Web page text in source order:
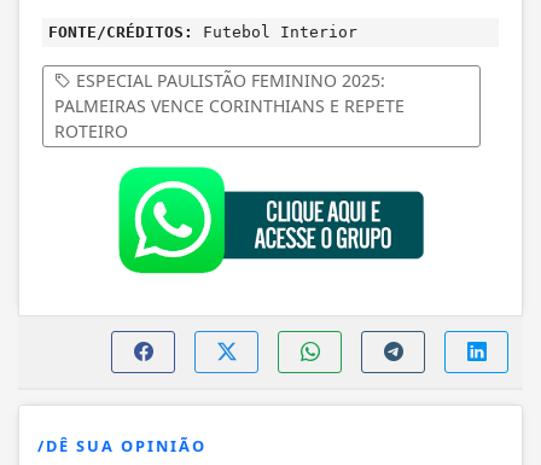
FONTE/CRÉDITOS: Futebol Interior
ESPECIAL PAULISTÃO FEMININO 2025:
PALMEIRAS VENCE CORINTHIANS E REPETE
ROTEIRO
/DÊ SUA OPINIÃO